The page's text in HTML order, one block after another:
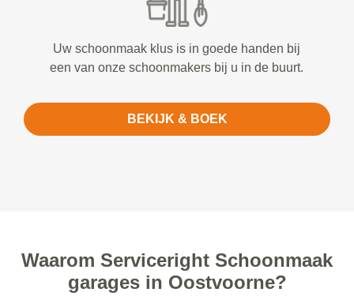
Uw schoonmaak klus is in goede handen bij
een van onze schoonmakers bij u in de buurt.
BEKIJK & BOEK
Waarom Serviceright Schoonmaak
garages in Oostvoorne?